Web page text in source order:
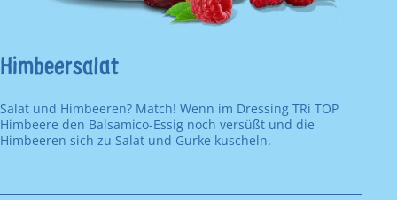
Himbeersalat
Salat und Himbeeren? Match! Wenn im Dressing TRi TOP
Himbeere den Balsamico-Essig noch versüßt und die
Himbeeren sich zu Salat und Gurke kuscheln.